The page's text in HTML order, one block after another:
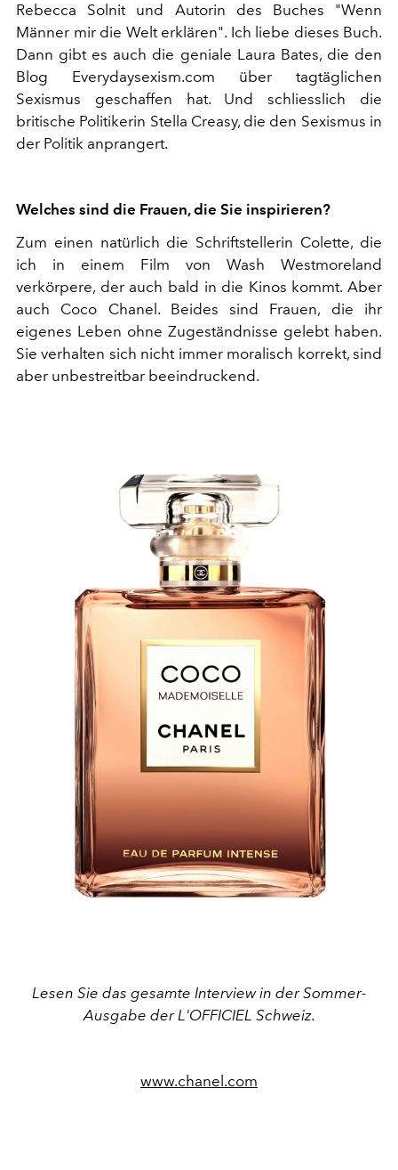
Rebecca Solnit und Autorin des Buches "Wenn
Männer mir die Welt erklären". Ich liebe dieses Buch.
Dann gibt es auch die geniale Laura Bates, die den
Blog Everydaysexism.com über tagtäglichen
Sexismus geschaffen hat. Und schliesslich die
britische Politikerin Stella Creasy, die den Sexismus in
der Politik anprangert.
Welches sind die Frauen, die Sie inspirieren?
Zum einen natürlich die Schriftstellerin Colette, die
ich in einem Film von Wash Westmoreland
verkörpere, der auch bald in die Kinos kommt. Aber
auch Coco Chanel. Beides sind Frauen, die ihr
eigenes Leben ohne Zugeständnisse gelebt haben.
Sie verhalten sich nicht immer moralisch korrekt, sind
aber unbestreitbar beeindruckend.
Lesen Sie das gesamte Interview in der Sommer-
Ausgabe der L'OFFICIEL Schweiz.
www.chanel.com